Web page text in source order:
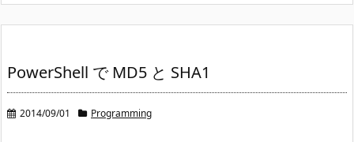
PowerShell で MD5 と SHA1
2014/09/01 Programming